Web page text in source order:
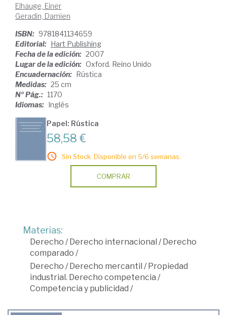
Elhauge, Einer
Geradin, Damien
ISBN: 9781841134659
Editorial: Hart Publishing
Fecha de la edición: 2007
Lugar de la edición: Oxford. Reino Unido
Encuadernación: Rústica
Medidas: 25 cm
Nº Pág.: 1170
Idiomas: Inglés
Papel: Rústica
58,58 €
Sin Stock. Disponible en 5/6 semanas.
COMPRAR
Materias:
Derecho /Derecho internacional /Derecho
comparado /
Derecho /Derecho mercantil /Propiedad
industrial. Derecho competencia /
Competencia y publicidad /